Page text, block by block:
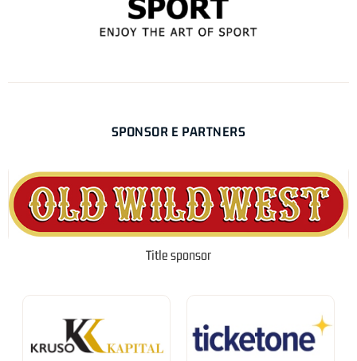
SPONSOR E PARTNERS
Title sponsor